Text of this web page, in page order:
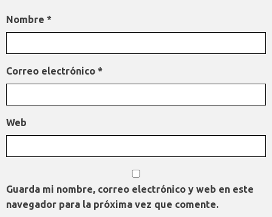
Nombre *
Correo electrónico *
Web
Guarda mi nombre, correo electrónico y web en este
navegador para la próxima vez que comente.